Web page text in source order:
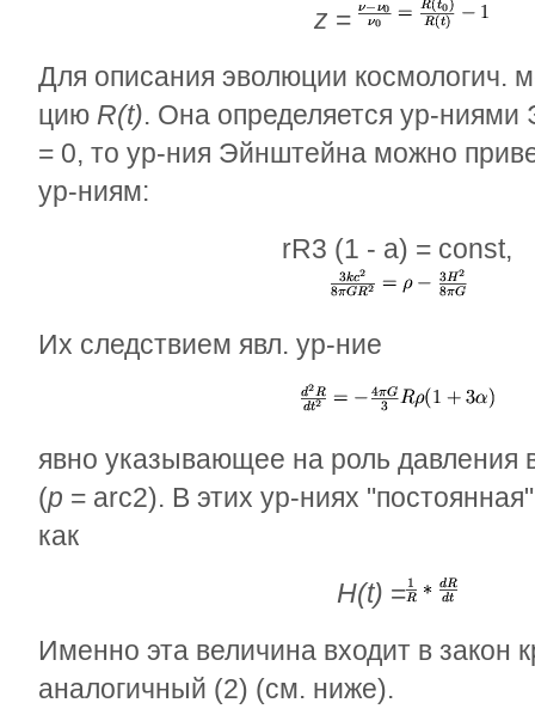
z =
Для описания эволюции космологич.
цию R(t). Она определяется ур-
= 0, то ур-ния Эйнштейна можно
ур-ниям:
rR3 (1 - a) =
Их следствием явл. ур-ние
явно указывающее на роль давления
(р = arс2). В этих ур-ниях
как
H(t) =
Именно эта величина входит в закон
аналогичный (2) (см. ниже).